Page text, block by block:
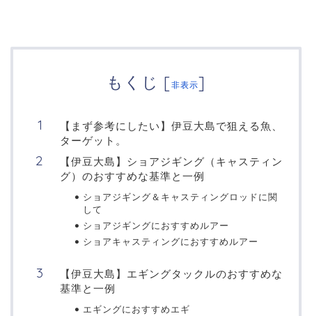
もくじ [非表示]
【まず参考にしたい】伊豆大島で狙える魚、
ターゲット。
【伊豆大島】ショアジギング（キャスティン
グ）のおすすめな基準と一例
ショアジギング＆キャスティングロッドに関
して
ショアジギングにおすすめルアー
ショアキャスティングにおすすめルアー
【伊豆大島】エギングタックルのおすすめな
基準と一例
エギングにおすすめエギ